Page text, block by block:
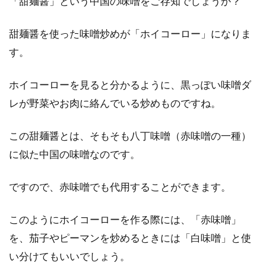
相性抜群の和風レシピは？
この夏は、家庭菜園をしてみたいな…でも、ど
シピは？
よね。お菓子の生地に牛乳や生クリームを入れ
冷凍あさりの味噌汁の旨味の秘密と
甜麺醤を使った味噌炒めが「ホイコーロー」になりま
す。
ホイコーローを見ると分かるように、黒っぽい味噌ダ
レが野菜やお肉に絡んでいる炒めものですね。
この甜麺醤とは、そもそも八丁味噌（赤味噌の一種）
に似た中国の味噌なのです。
ですので、赤味噌でも代用することができます。
このようにホイコーローを作る際には、「赤味噌」
を、茄子やピーマンを炒めるときには「白味噌」と使
い分けてもいいでしょう。